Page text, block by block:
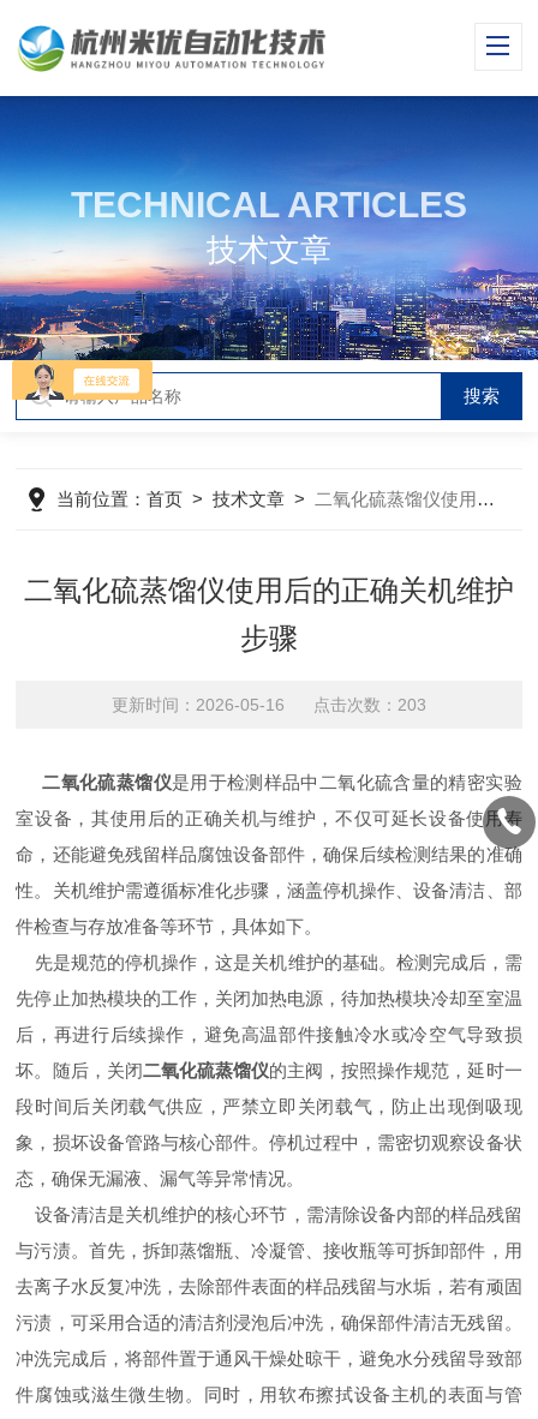
TECHNICAL ARTICLES
技术文章
当前位置：首页 >技术文章 > 二氧化硫蒸馏仪使用后的正确关机维护步骤
二氧化硫蒸馏仪使用后的正确关机维护
步骤
更新时间：2026-05-16 点击次数：203
二氧化硫蒸馏仪是用于检测样品中二氧化硫含量的精密实验
室设备，其使用后的正确关机与维护，不仅可延长设备使用寿
命，还能避免残留样品腐蚀设备部件，确保后续检测结果的准确
性。关机维护需遵循标准化步骤，涵盖停机操作、设备清洁、部
件检查与存放准备等环节，具体如下。
先是规范的停机操作，这是关机维护的基础。检测完成后，需
先停止加热模块的工作，关闭加热电源，待加热模块冷却至室温
后，再进行后续操作，避免高温部件接触冷水或冷空气导致损
坏。随后，关闭二氧化硫蒸馏仪的主阀，按照操作规范，延时一
段时间后关闭载气供应，严禁立即关闭载气，防止出现倒吸现
象，损坏设备管路与核心部件。停机过程中，需密切观察设备状
态，确保无漏液、漏气等异常情况。
设备清洁是关机维护的核心环节，需清除设备内部的样品残留
与污渍。首先，拆卸蒸馏瓶、冷凝管、接收瓶等可拆卸部件，用
去离子水反复冲洗，去除部件表面的样品残留与水垢，若有顽固
污渍，可采用合适的清洁剂浸泡后冲洗，确保部件清洁无残留。
冲洗完成后，将部件置于通风干燥处晾干，避免水分残留导致部
件腐蚀或滋生微生物。同时，用软布擦拭设备主机的表面与管